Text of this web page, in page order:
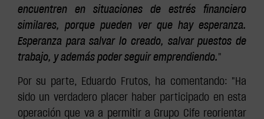
encuentren en situaciones de estrés financiero
similares, porque pueden ver que hay esperanza.
Esperanza para salvar lo creado, salvar puestos de
trabajo, y además poder seguir emprendiendo."
Por su parte, Eduardo Frutos, ha comentando: "Ha
sido un verdadero placer haber participado en esta
operación que va a permitir a Grupo Cife reorientar